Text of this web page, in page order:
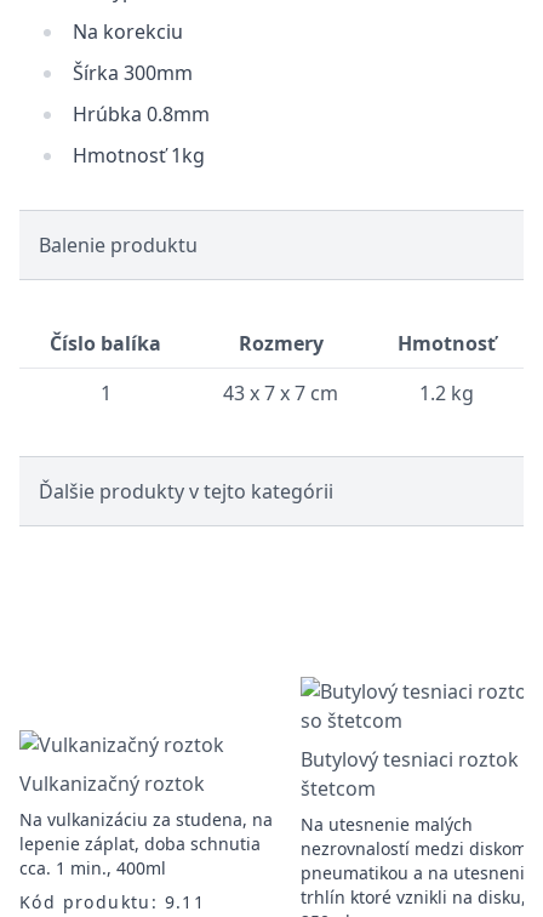
Na korekciu
Šírka 300mm
Hrúbka 0.8mm
Hmotnosť 1kg
Balenie produktu
Číslo balíka Rozmery
Hmotnosť
1
43 x 7 x 7 cm 1.2 kg
Ďalšie produkty v tejto kategórii
Vulkanizačný roztok
Na vulkanizáciu za studena, na
lepenie záplat, doba schnutia
cca. 1 min., 400ml
Kód produktu: 9.11
Butylový tesniaci roztok
štetcom
Na utesnenie malých
nezrovnalostí medzi diskom a
pneumatikou a na utesnenie
trhlín ktoré vznikli na disku,